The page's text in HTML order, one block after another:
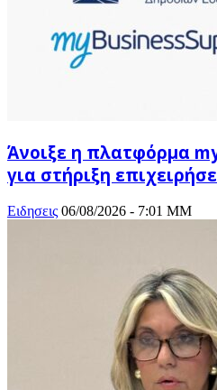
Άνοιξε η πλατφόρμα
για στήριξη
Ειδησεις 06/08/2026 - 7:01 ΜΜ